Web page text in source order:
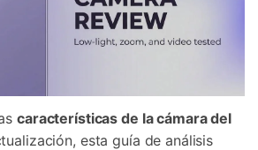
características de la cámara del
esta guía de análisis